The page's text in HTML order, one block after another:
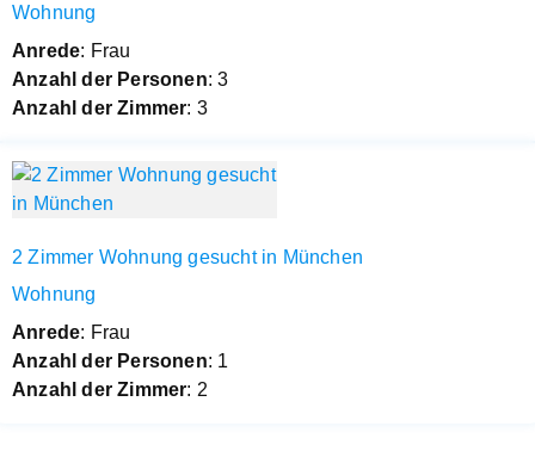
Wohnung
Anrede: Frau
Anzahl der Personen: 3
Anzahl der Zimmer: 3
2 Zimmer Wohnung gesucht in München
Wohnung
Anrede: Frau
Anzahl der Personen: 1
Anzahl der Zimmer: 2